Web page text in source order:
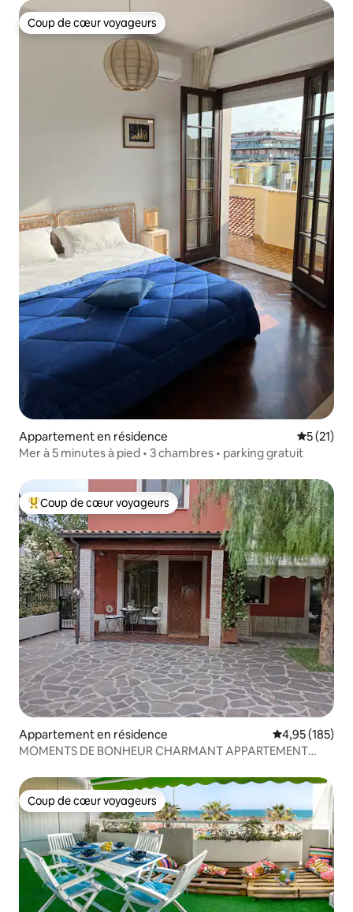
Coup de cœur voyageurs
Coup de cœur voyageurs
Appartement en résidence
5 (21)
Mer à 5 minutes à pied • 3 chambres • parking gratuit
Coups de cœur voyageurs les plus appréciés
Coup de cœur voyageurs
Appartement en résidence Évaluation
4,95 (185)
MOMENTS DE BONHEUR CHARMANT APPARTEMENT
Coup de cœur voyageurs
Coup de cœur voyageurs